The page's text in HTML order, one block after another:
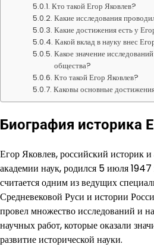
Кто такой Егор Яковлев?
Какие исследования
Какие достижения есть у
Какой вклад в науку внес
Какое значение
общества?
Кто такой Егор Яковлев?
Каковы основные
Биография историка
Егор Яковлев, российский историк
академии наук, родился 5 июля
считается одним из ведущих
Средневековой Руси и истории
провел множество исследований и
научных работ, которые оказали
развитие исторической науки.